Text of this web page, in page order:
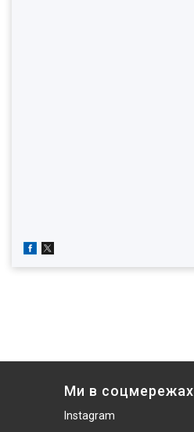
Ми в соцмережах
Instagram